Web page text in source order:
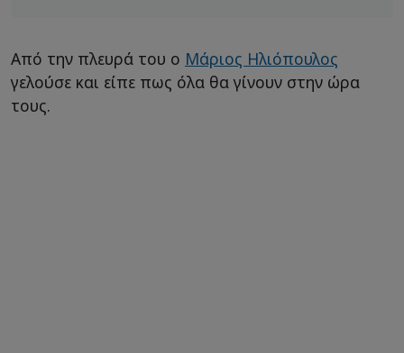
Από την πλευρά του ο Μάριος Ηλιόπουλος
γελούσε και είπε πως όλα θα γίνουν στην ώρα
τους.